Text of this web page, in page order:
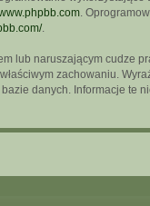
.
.
lub naruszającym cudze
zachowaniu.
danych. Informacje te